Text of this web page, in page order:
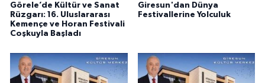
Görele’de Kültür ve Sanat
Rüzgarı: 16. Uluslararası
Kemençe ve Horan Festivali
Coşkuyla Başladı
Giresun'dan Dünya
Festivallerine Yolculuk